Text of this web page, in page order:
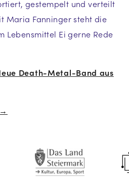
gestempelt und verteilt
Maria Fanninger steht die
Lebensmittel Ei gerne Rede
Death-Metal-Band aus